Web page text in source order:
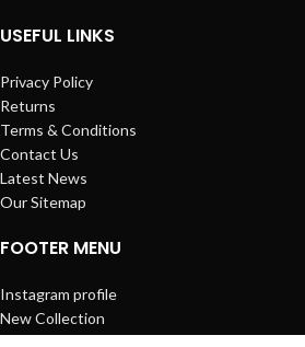
USEFUL LINKS
Privacy Policy
Returns
Terms & Conditions
Contact Us
Latest News
Our Sitemap
FOOTER MENU
Instagram profile
New Collection